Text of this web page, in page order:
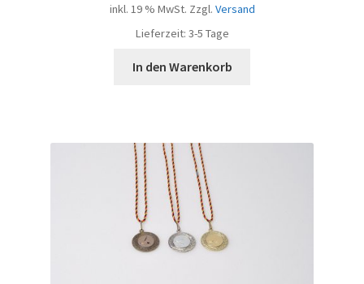
inkl. 19 % MwSt. Zzgl. Versand
Lieferzeit: 3-5 Tage
In den Warenkorb